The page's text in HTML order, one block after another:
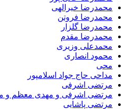
محمدرضا خیرالهی
محمدرضا فروتن
محمدرضا گلزار
محمدرضا مقدم
محمدعلی وزیری
محمود انصاری
محی
مداحی حاج جواد اسلامپور
مرتضی اشرفی
مرتضی اشرفی و مهدی معظم و
مرتضی پاشایی